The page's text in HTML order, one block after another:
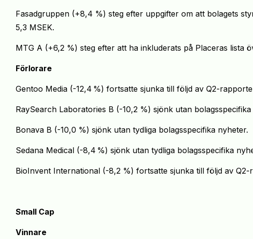
Fasadgruppen (+8,4 %) steg efter uppgifter om att bolagets
5,3 MSEK.
MTG A (+6,2 %) steg efter att ha inkluderats på Placeras lista
Förlorare
Gentoo Media (-12,4 %) fortsatte sjunka till följd av Q2-
RaySearch Laboratories B (-10,2 %) sjönk utan
Bonava B (-10,0 %) sjönk utan tydliga bolagsspecifika nyheter.
Sedana Medical (-8,4 %) sjönk utan tydliga bolagsspecifika
BioInvent International (-8,2 %) fortsatte sjunka till följd av
Small Cap
Vinnare